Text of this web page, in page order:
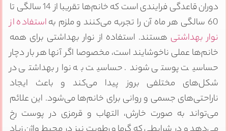
دوران قاعدگی فرایندی است که خانم‌ها تقریبا از 14 سالگی تا
60 سالگی هر ماه آن را تجربه می‌کنند و ملزم به
استفاده از
نوار بهداشتیهستند. استفاده از نوار بهداشتی برای همه
خانم‌ها عملی ناخوشایند است، مخصوصا اگر آن‎ها هر بار دچار
حساسیت پوستی شوند. حساسیت به نوار بهداشتی در
شکل‌های مختلفی بروز پیدا می‌کند و باعث ایجاد
ناراحتی‌های جسمی و روانی برای خانم‌ها می‌شود. این علائم
می‌تواند به صورت خارش، التهاب و قرمزی در پوست رخ